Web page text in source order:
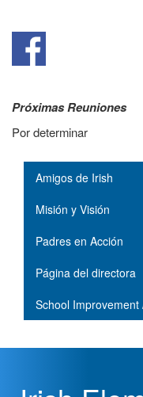
Próximas Reuniones
Por determinar
Main
Amigos de Irish
Misión y Visión
Padres en Acción
Página del directora
School